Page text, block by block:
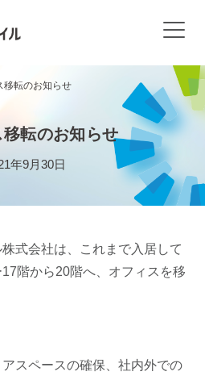
移転のお知らせ
転のお知らせ
年9月30日
式会社は、これまで入居して
階から20階へ、オフィスを移
スペースの確保、社内外での